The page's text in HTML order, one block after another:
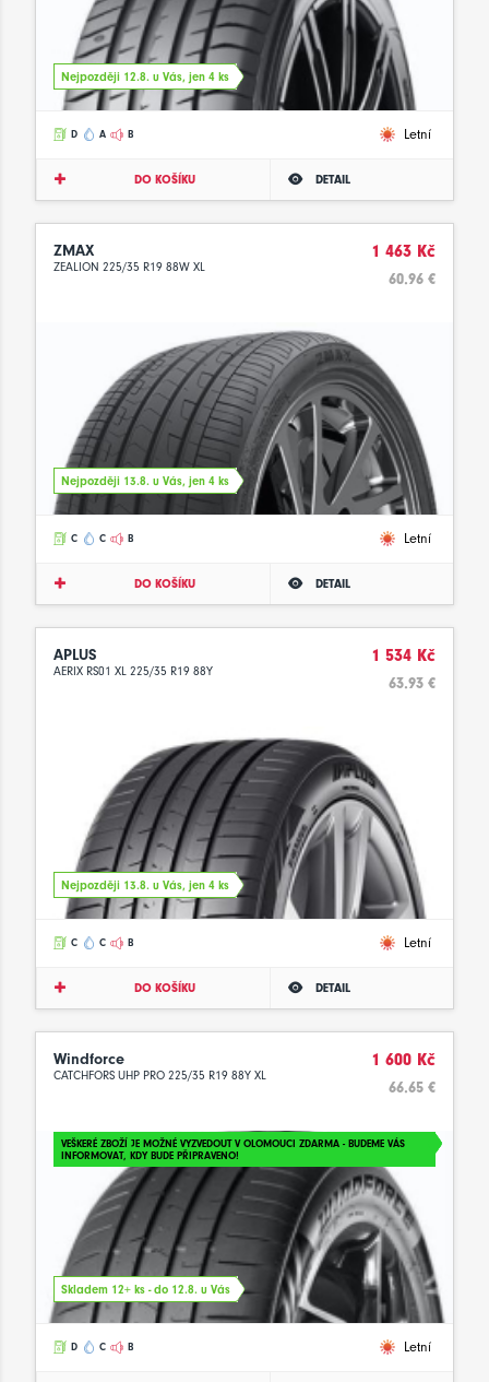
Nejpozději 12.8. u Vás, jen 4 ks
D A B Letní
DO KOŠÍKU DETAIL
ZMAX
ZEALION 225/35 R19 88W XL
1 463 Kč
60.96 €
Nejpozději 13.8. u Vás, jen 4 ks
C C B Letní
DO KOŠÍKU DETAIL
APLUS
AERIX RS01 XL 225/35 R19 88Y
1 534 Kč
63.93 €
Nejpozději 13.8. u Vás, jen 4 ks
C C B Letní
DO KOŠÍKU DETAIL
Windforce
CATCHFORS UHP PRO 225/35 R19 88Y XL
1 600 Kč
66.65 €
VEŠKERÉ ZBOŽÍ JE MOŽNÉ VYZVEDOUT V OLOMOUCI ZDARMA - BUDEME VÁS
INFORMOVAT, KDY BUDE PŘIPRAVENO!
Skladem 12+ ks - do 12.8. u Vás
D C B Letní